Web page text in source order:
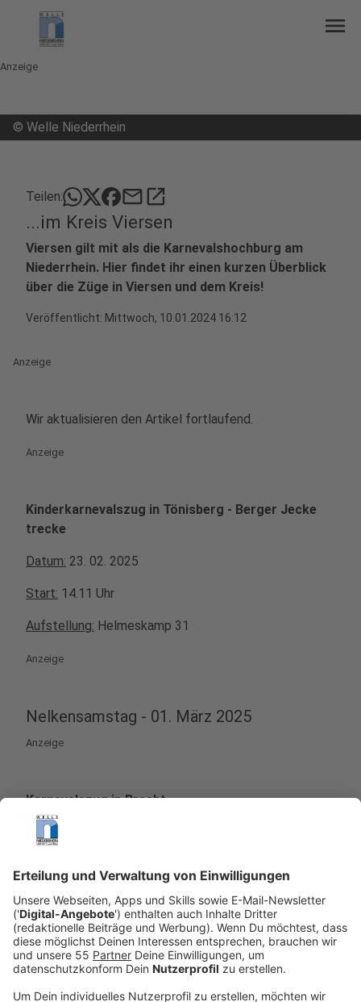
menu
Anzeige
© Welle Niederrhein
Teilen: mailopen_in_new
...im Kreis Viersen
Viersen gilt mit als die Karnevalshochburg am
Niederrhein. Hier findet ihr einen kurzen Überblick
über die Züge in Viersen und dem Kreis!
Veröffentlicht: Mittwoch, 10.01.2024 16:12
Anzeige
Wir aktualisieren den Artikel fortlaufend.
Anzeige
Kinderkarnevalszug in Tönisberg - Berger Jecke
trecke
Datum: 23. 02. 2025
Start: 14.11 Uhr
Aufstellung: Helmeskamp 31
Anzeige
Nelkensamstag - 01. März 2025
Anzeige
Karnevalszug in Bracht
Start
Karnevalszug in Oedt
Start:12.11 Uhr
Ende: ca. 15.11 Uhr